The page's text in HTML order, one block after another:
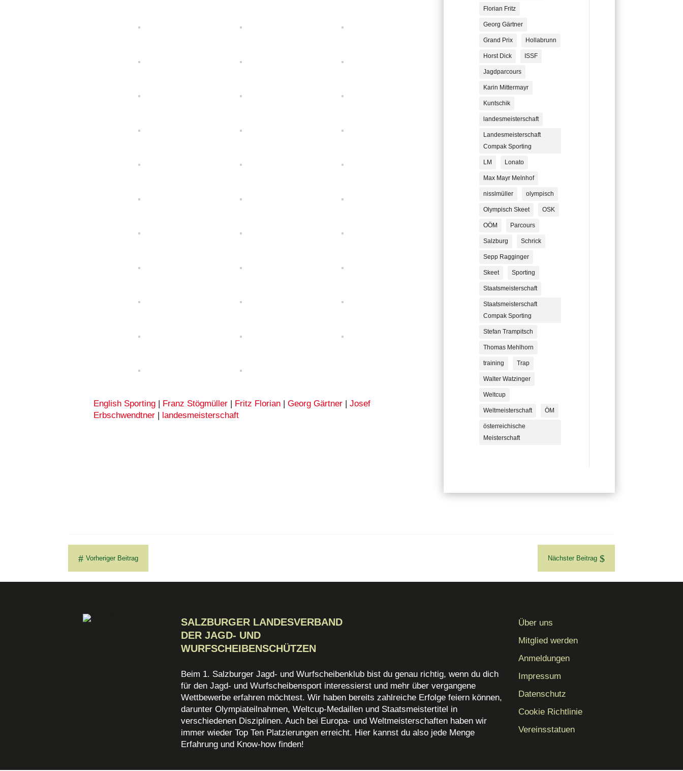
English Sporting | Franz Stögmüller | Fritz Florian |Georg Gärtner |Josef
Erbschwendtner | landesmeisterschaft
Florian Fritz
Georg Gärtner
Grand Prix Hollabrunn
Horst Dick ISSF
Jagdparcours
Karin Mittermayr
Kuntschik
landesmeisterschaft
Landesmeisterschaft
Compak Sporting
LM Lonato
Max Mayr Melnhof
nisslmüller olympisch
Olympisch Skeet OSK
OÖM Parcours
Salzburg Schrick
Sepp Ragginger
Skeet Sporting
Staatsmeisterschaft
Staatsmeisterschaft
Compak Sporting
Stefan Trampitsch
Thomas Mehlhorn
training Trap
Walter Watzinger
Weltcup
Weltmeisterschaft ÖM
österreichische
Meisterschaft
# Vorheriger Beitrag Nächster Beitrag $
SALZBURGER LANDESVERBAND
DER JAGD- UND
WURFSCHEIBENSCHÜTZEN
Beim 1. Salzburger Jagd- und Wurfscheibenklub bist du genau richtig, wenn du dich
für den Jagd- und Wurfscheibensport interessierst und mehr über vergangene
Wettbewerbe erfahren möchtest. Wir haben bereits zahlreiche Erfolge feiern können,
darunter Olympiateilnahmen, Weltcup-Medaillen und Staatsmeistertitel in
verschiedenen Disziplinen. Auch bei Europa- und Weltmeisterschaften haben wir
immer wieder Top Ten Platzierungen erreicht. Hier kannst du also jede Menge
Erfahrung und Know-how finden!
Über uns
Mitglied werden
Anmeldungen
Impressum
Datenschutz
Cookie Richtlinie
Vereinsstatuen